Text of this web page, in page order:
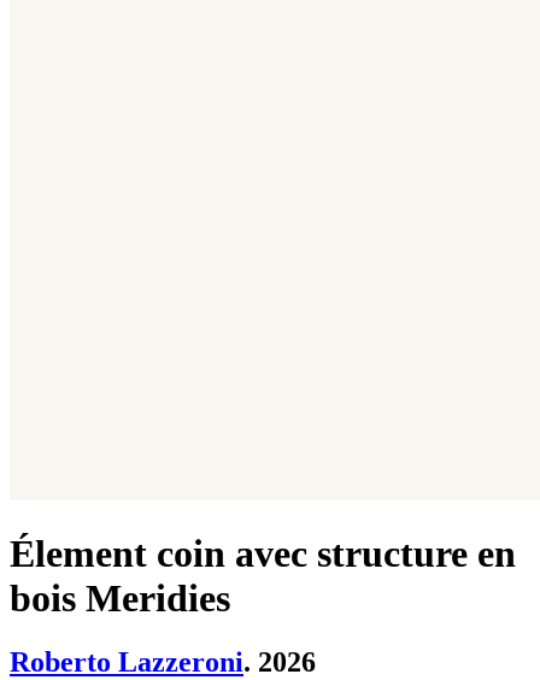
Élement coin avec structure en
bois Meridies
Roberto Lazzeroni. 2026